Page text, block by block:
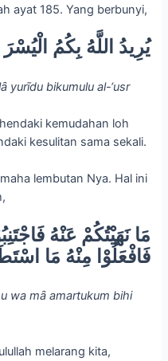
ayat 185. Yang berbunyi,
يُرِيدُ اللَّهُ بِكُمُ
yurīdu bikumulu al-‘usr
kemudahan loh
kesulitan sama sekali.
lembutan Nya. Hal ini
فَافْعَلُوْا مِنْهُ مَا
wa mȃ amartukum bihi
melarang kita,